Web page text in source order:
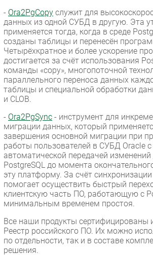
- Ora2PgCopy служит для
данных из одной СУБД в другую. Эта
применяется тогда, когда в среде
созданы таблицы и перенесён
Четырёхкратное и более ускорение
достигается за счёт использования
команды «copy», многопоточной
параллельного переноса данных
таблицы и специальной обработки
и CLOB.
- Ora2PgSync - инструмент для
миграции данных, который
завершения основной миграции при
работы пользователей в СУБД Oracle с
автоматической передачей
PostgreSQL до момента
эту платформу. За счёт
помогает осуществить быстрый
клиентскую часть ПО, работающую с
минимальным временем простоя.
Все наши продукты сертифицированы
Реестр российского ПО. Их можно
по отдельности, так и в составе
решения.